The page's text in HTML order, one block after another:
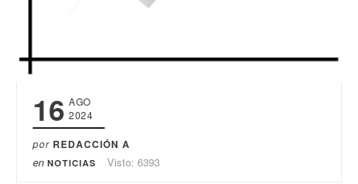
16 AGO
2024
por REDACCIÓN A
en NOTICIAS Visto: 6393